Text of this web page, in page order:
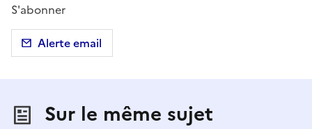
S'abonner
Alerte email
Sur le même sujet